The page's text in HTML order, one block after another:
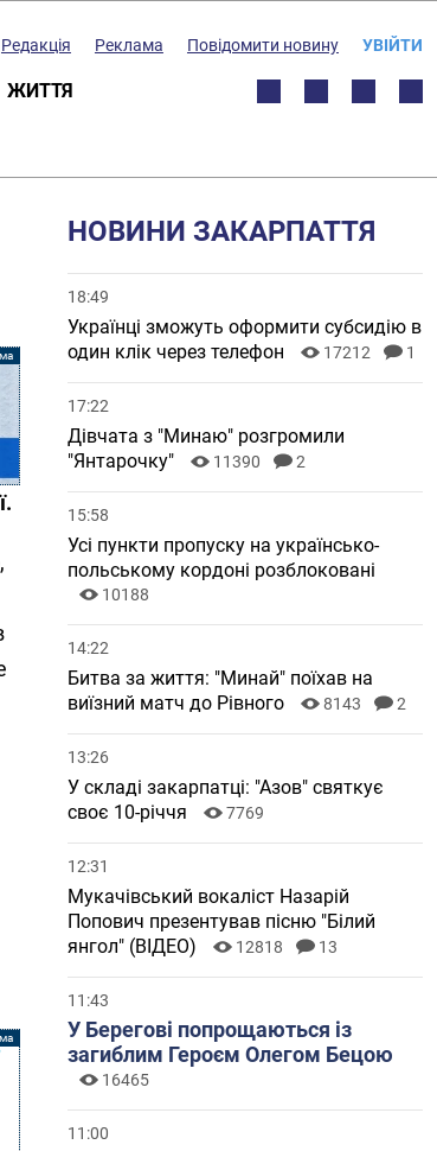
Редакція Реклама Повідомити новину УВІЙТИ
ЖИТТЯ
НОВИНИ ЗАКАРПАТТЯ
18:49
Українці зможуть оформити субсидію в
один клік через телефон
17212 1
17:22
Дівчата з "Минаю" розгромили
"Янтарочку"
11390 2
15:58
Усі пункти пропуску на українсько-
польському кордоні розблоковані
10188
14:22
Битва за життя: "Минай" поїхав на
виїзний матч до Рівного
8143 2
13:26
У складі закарпатці: "Азов" святкує
своє 10-річчя
7769
12:31
Мукачівський вокаліст Назарій
Попович презентував пісню "Білий
янгол" (ВІДЕО)
12818 13
11:43
У Берегові попрощаються із
загиблим Героєм Олегом Бецою
16465
11:00